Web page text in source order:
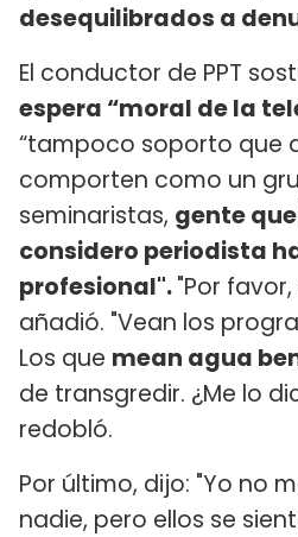
desequilibrados a
El conductor de PPT
espera “moral de la
“tampoco soporto que
comporten como un
seminaristas, gente
considero periodista
profesional"."Por
añadió. "Vean los
Los que mean agua
de transgredir. ¿Me lo
redobló.
Por último, dijo: "Yo no
nadie, pero ellos se